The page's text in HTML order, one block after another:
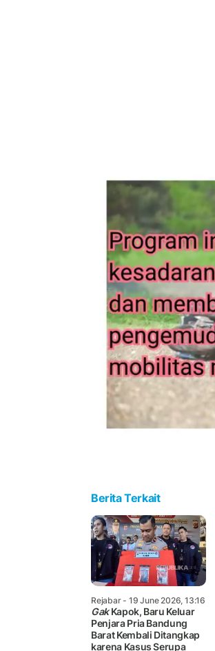
Berita Terkait
Rejabar- 19 June 2026, 13:16
GakKapok, Baru Keluar
Penjara Pria Bandung
Barat Kembali Ditangkap
karena Kasus Serupa